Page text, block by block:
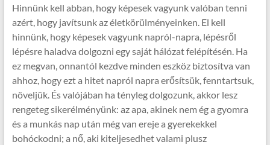
Hinnünk kell abban, hogy képesek vagyunk valóban tenni
azért, hogy javítsunk az életkörülményeinken. El kell
hinnünk, hogy képesek vagyunk napról-napra, lépésről
lépésre haladva dolgozni egy saját hálózat felépítésén. Ha
ez megvan, onnantól kezdve minden eszköz biztosítva van
ahhoz, hogy ezt a hitet napról napra erősítsük, fenntartsuk,
növeljük. És valójában ha tényleg dolgozunk, akkor lesz
rengeteg sikerélményünk: az apa, akinek nem ég a gyomra
és a munkás nap után még van ereje a gyerekekkel
bohóckodni; a nő, aki kiteljesedhet valami plusz